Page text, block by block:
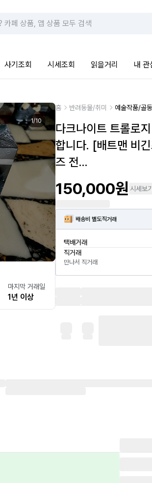
사기조회 시세조회 읽을거리 내 관
1/10
마지막 거래일
1년 이상
홈 반려동물/취미 예술작품/골
다크나이트 트롤로
합니다. [배트맨 비
즈 전...
150,000원 시세보기
배송비 별도직거래
택배거래
직거래
만나서 직거래